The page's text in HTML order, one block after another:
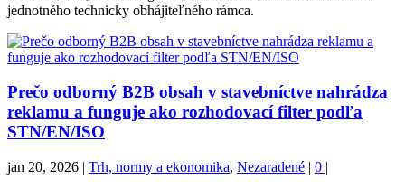
jednotného technicky obhájiteľného rámca.
Prečo odborný B2B obsah v stavebníctve nahrádza
reklamu a funguje ako rozhodovací filter podľa
STN/EN/ISO
jan 20, 2026 | Trh, normy a ekonomika, Nezaradené | 0 |